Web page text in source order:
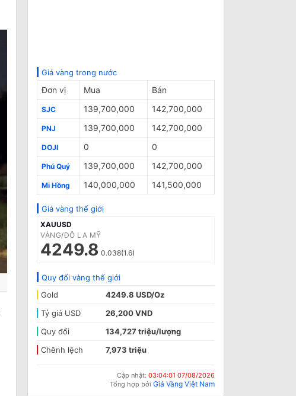
Giá vàng trong nước
Đơn vị Mua Bán
SJC 139,700,000 142,700,000
PNJ 139,700,000 142,700,000
DOJI 0 0
Phú Quý 139,700,000 142,700,000
Mi Hồng 140,000,000 141,500,000
Giá vàng thế giới
XAUUSD
VÀNG/ĐÔ LA MỸ
4249.8 0.038(1.6)
Quy đổi vàng thế giới
Gold
4249.8 USD/Oz
Tỷ giá USD
26,200 VND
Quy đổi
134,727 triệu/lượng
Chênh lệch
7,973 triệu
Cập nhật: 03:04:01 07/08/2026
Tổng hợp bởi Giá Vàng Việt Nam